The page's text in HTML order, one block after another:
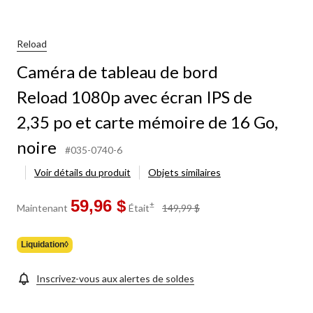
Reload
Caméra de tableau de bord
Reload 1080p avec écran IPS de
2,35 po et carte mémoire de 16 Go,
noire
#035-0740-6
Voir détails du produit
Objets similaires
Maintenant 59,96 $ Était± 149,99 $
Liquidation◊
Inscrivez-vous aux alertes de soldes